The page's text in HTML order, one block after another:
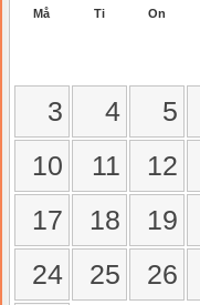
Må Ti On
3
4 5
10
11 12
17
18 19
24
25 26